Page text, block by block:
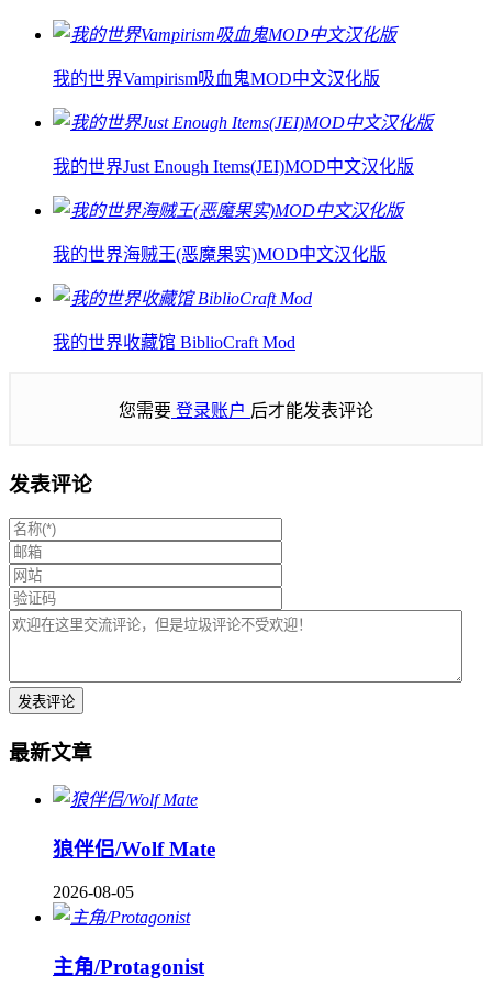
我的世界Vampirism吸血鬼MOD中文汉化版
我的世界Just Enough Items(JEI)MOD中文汉化版
我的世界海贼王(恶魔果实)MOD中文汉化版
我的世界收藏馆 BiblioCraft Mod
您需要 登录账户 后才能发表评论
发表评论
最新文章
狼伴侣/Wolf Mate
2026-08-05
主角/Protagonist